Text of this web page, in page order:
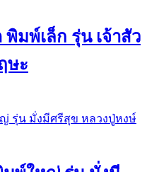
มพ์เล็ก รุ่น เจ้าสัว
ษะ